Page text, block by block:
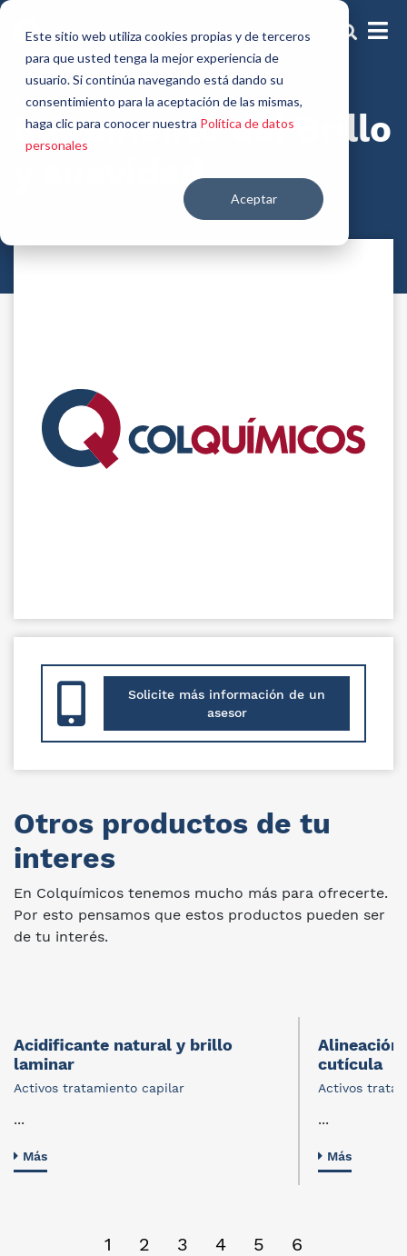
Este sitio web utiliza cookies propias y de terceros
para que usted tenga la mejor experiencia de
usuario. Si continúa navegando está dando su
consentimiento para la aceptación de las mismas,
haga clic para conocer nuestra Política de datos
personales
Aceptar
Activos tratamiento capilar
Incremento del Brillo
y suavidad
Solicite más información de un
asesor
Otros productos de tu
interes
En Colquímicos tenemos mucho más para ofrecerte.
Por esto pensamos que estos productos pueden ser
de tu interés.
Acidificante natural y brillo
laminar
Activos tratamiento capilar
...
Más
Alineación
cutícula
Activos
...
Más
1 2 3 4 5 6